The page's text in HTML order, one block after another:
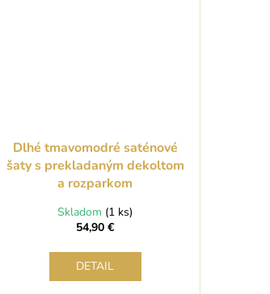
Dlhé tmavomodré saténové
šaty s prekladaným dekoltom
a rozparkom
Skladom (1 ks)
54,90 €
DETAIL